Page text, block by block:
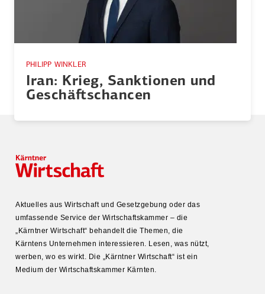
PHILIPP WINKLER
Iran: Krieg, Sanktionen und
Geschäfts­chancen
Aktuelles aus Wirtschaft und Gesetz­gebung oder das
umfas­sende Service der Wirtschafts­kammer – die
„Kärntner Wirtschaft“ behandelt die Themen, die
Kärntens Unter­nehmen inter­es­sieren. Lesen, was nützt,
werben, wo es wirkt. Die „Kärntner Wirtschaft“ ist ein
Medium der Wirtschafts­kammer Kärnten.